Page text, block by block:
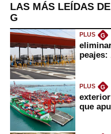
LAS MÁS LEÍDAS
G
PLUS G
PLUS G
que